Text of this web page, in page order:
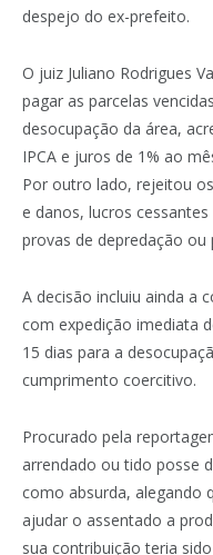
despejo do ex-prefeito.
O juiz Juliano Rodrigues
pagar as parcelas
desocupação da área,
IPCA e juros de 1% ao
Por outro lado, rejeitou
e danos, lucros
provas de depredação ou
A decisão incluiu ainda a
com expedição imediata
15 dias para a
cumprimento coercitivo.
Procurado pela
arrendado ou tido posse
como absurda, alegando
ajudar o assentado a
sua contribuição teria